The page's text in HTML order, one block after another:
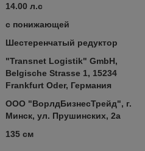
14.00 л.с
с понижающей
Шестеренчатый редуктор
"Transnet Logistik" GmbH,
Belgische Strasse 1, 15234
Frankfurt Oder, Германия
ООО "ВорлдБизнесТрейд", г.
Минск, ул. Прушинских, 2а
135 см